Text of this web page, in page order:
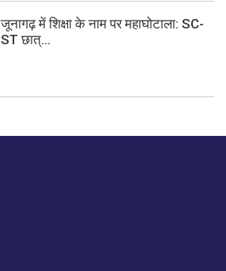
जूनागढ़ में शिक्षा के नाम पर महाघोटाला: SC-
ST छात्...